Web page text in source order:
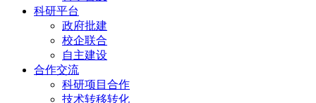
科研平台
政府批建
校企联合
自主建设
合作交流
科研项目合作
技术转移转化